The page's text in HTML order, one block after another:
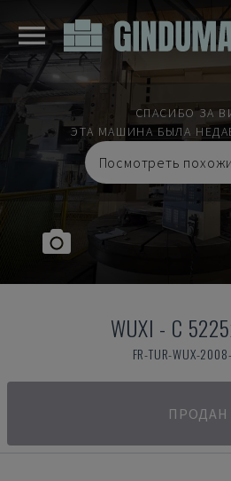
СПАСИБО ЗА
ЭТА МАШИНА БЫЛА
Посмотреть
WUXI - C
FR-TUR-WUX-
ПРОДАН